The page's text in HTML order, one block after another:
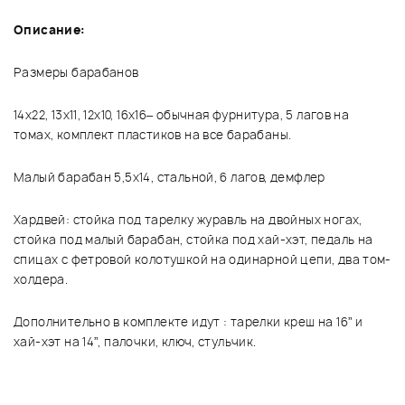
Описание:
Размеры барабанов
14x22, 13x11, 12x10, 16x16– обычная фурнитура, 5 лагов на
томах, комплект пластиков на все барабаны.
Малый барабан 5,5x14, стальной, 6 лагов, демфлер
Хардвей: стойка под тарелку журавль на двойных ногах,
стойка под малый барабан, стойка под хай-хэт, педаль на
спицах с фетровой колотушкой на одинарной цепи, два том-
холдера.
Дополнительно в комплекте идут : тарелки креш на 16” и
хай-хэт на 14”, палочки, ключ, стульчик.